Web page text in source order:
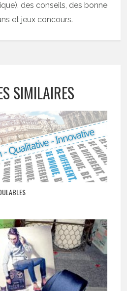
des conseils, des bonne
et jeux concours.
SIMILAIRES